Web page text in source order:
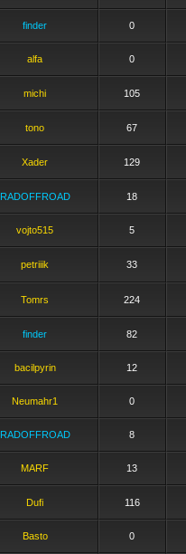
finder 0
alfa 0
michi 105
tono 67
Xader 129
RADOFFROAD 18
vojto515 5
petriiik 33
Tomrs 224
finder 82
bacilpyrin 12
Neumahr1 0
RADOFFROAD 8
MARF 13
Dufi 116
Basto 0